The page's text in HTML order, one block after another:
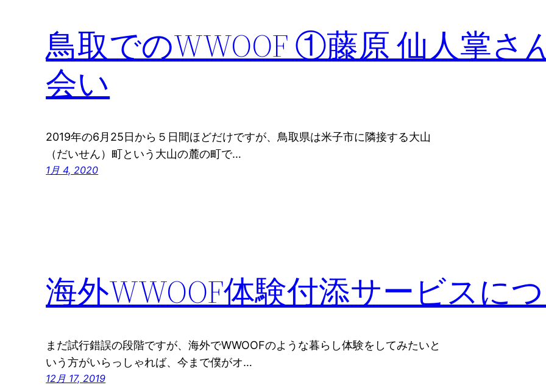
鳥取でのWWOOF ①藤原 仙人掌さ
会い
2019年の6月25日から５日間ほどだけですが、鳥取県は米子市に隣接する大山
（だいせん）町という大山の麓の町で…
1月 4, 2020
海外WWOOF体験付添サービスに
まだ試行錯誤の段階ですが、海外でWWOOFのような暮らし体験をしてみたいと
いう方がいらっしゃれば、今まで僕がオ…
12月 17, 2019